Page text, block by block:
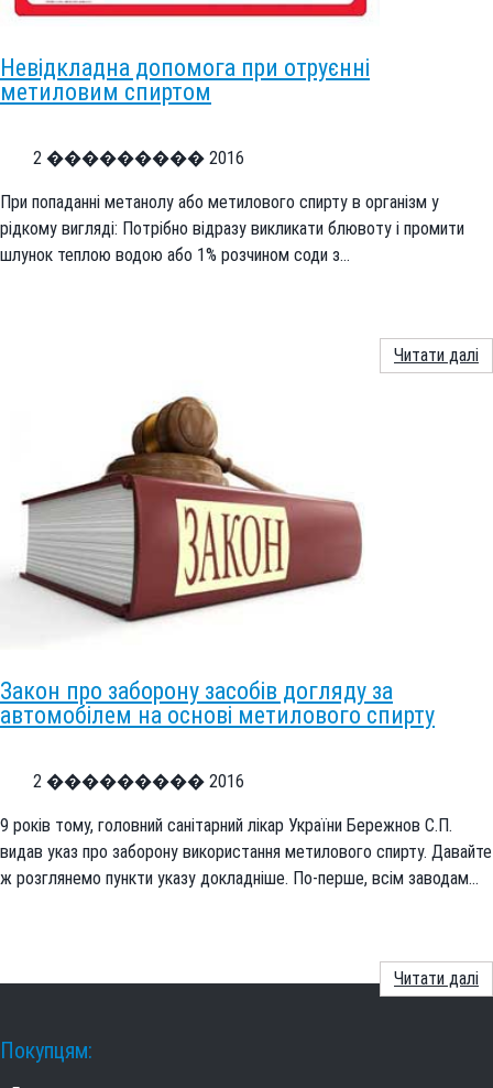
Невідкладна допомога при отруєнні
метиловим спиртом
2 ��������� 2016
При попаданні метанолу або метилового спирту в організм у
рідкому вигляді: Потрібно відразу викликати блювоту і промити
шлунок теплою водою або 1% розчином соди з…
Читати далі
Закон про заборону засобів догляду за
автомобілем на основі метилового спирту
2 ��������� 2016
9 років тому, головний санітарний лікар України Бережнов С.П.
видав указ про заборону використання метилового спирту. Давайте
ж розглянемо пункти указу докладніше. По-перше, всім заводам…
Читати далі
Покупцям: